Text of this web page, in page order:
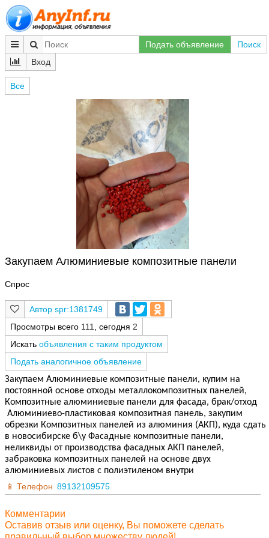
Подать объявление
Поиск
Вход
Все
Закупаем Алюминиевые композитные панели
Спрос
spr:1381749
Просмотры всего 111 , сегодня 2
Искать объявления с таким продуктом
Подать аналогичное объявление
Закупаем Алюминиевые композитные панели, купим на
постоянной основе отходы металлокомпозитных панелей,
Композитные алюминиевые панели для фасада, брак/отход
Алюминиево-пластиковая композитная панель, закупим
обрезки Композитных панелей из алюминия (АКП), куда сдать
в новосибирске б\у Фасадные композитные панели,
неликвиды от производства фасадных АКП панелей,
забраковка композитных панелей на основе двух
алюминиевых листов с полиэтиленом внутри
Телефон 89132109575
Комментарии
Оставив отзыв или оценку, Вы поможете сделать